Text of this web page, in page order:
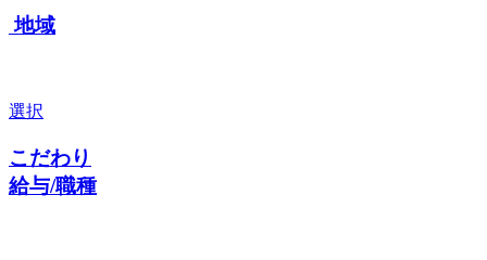
地域
選択
こだわり
給与/職種